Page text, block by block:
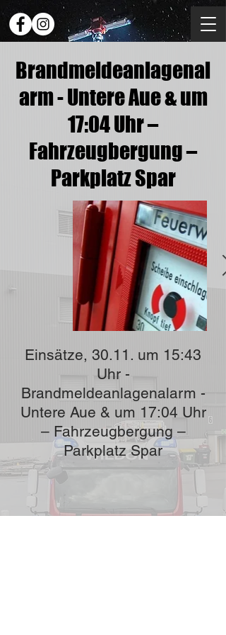
Brandmeldeanlagenal
arm - Untere Aue & um
17:04 Uhr –
Fahrzeugbergung –
Parkplatz Spar
Einsätze, 30.11. um 15:43
Uhr -
Brandmeldeanlagenalarm -
Untere Aue & um 17:04 Uhr
– Fahrzeugbergung –
Parkplatz Spar